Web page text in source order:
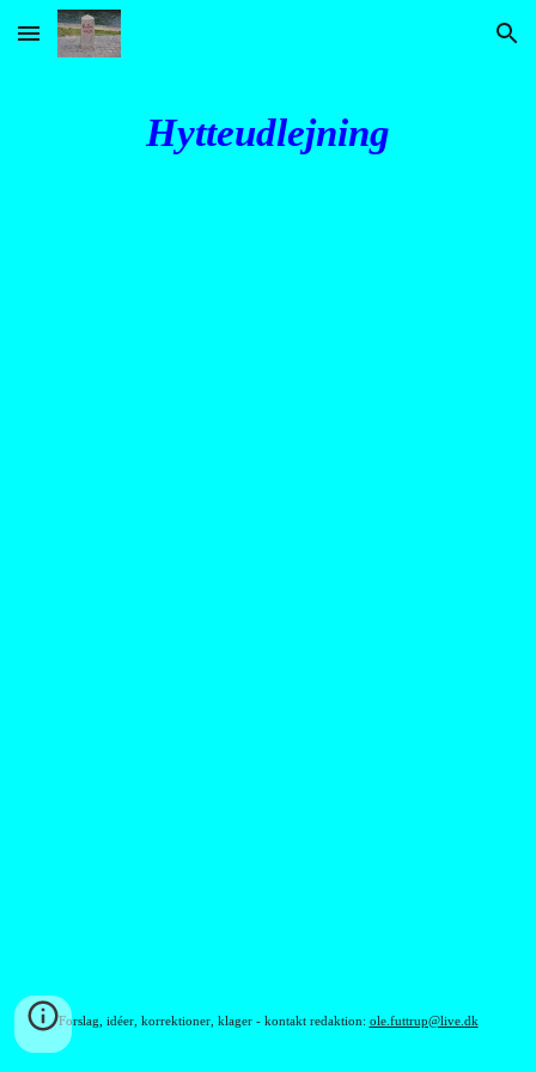
Skip to main content Skip to navigation
Hytteudlejning
Forslag, idéer, korrektioner, klager - kontakt redaktion: ole.futtrup@live.dk